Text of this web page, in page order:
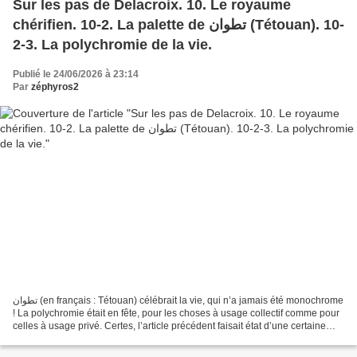
Sur les pas de Delacroix. 10. Le royaume
chérifien. 10-2. La palette de تطوان (Tétouan). 10-
2-3. La polychromie de la vie.
Publié le 24/06/2026 à 23:14
Par zéphyros2
تطوان (en français : Tétouan) célébrait la vie, qui n’a jamais été monochrome
! La polychromie était en fête, pour les choses à usage collectif comme pour
celles à usage privé. Certes, l’article précédent faisait état d’une certaine